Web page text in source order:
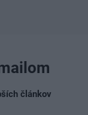
článkov